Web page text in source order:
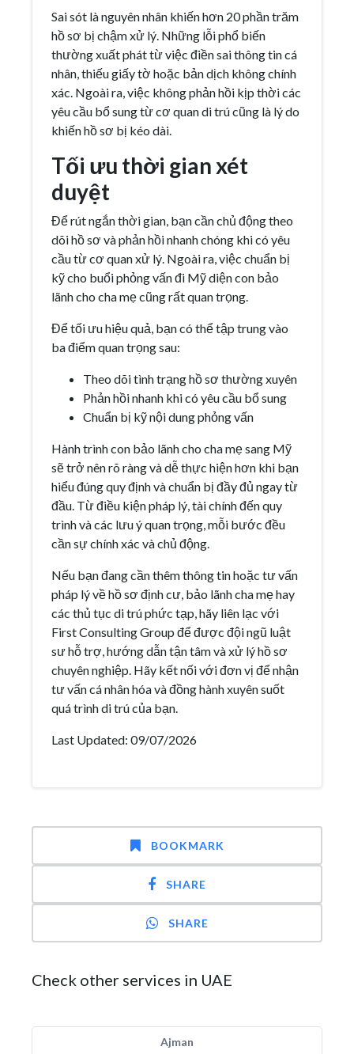
Sai sót là nguyên nhân khiến hơn 20 phần trăm
hồ sơ bị chậm xử lý. Những lỗi phổ biến
thường xuất phát từ việc điền sai thông tin cá
nhân, thiếu giấy tờ hoặc bản dịch không chính
xác. Ngoài ra, việc không phản hồi kịp thời các
yêu cầu bổ sung từ cơ quan di trú cũng là lý do
khiến hồ sơ bị kéo dài.
Tối ưu thời gian xét
duyệt
Để rút ngắn thời gian, bạn cần chủ động theo
dõi hồ sơ và phản hồi nhanh chóng khi có yêu
cầu từ cơ quan xử lý. Ngoài ra, việc chuẩn bị
kỹ cho buổi phỏng vấn đi Mỹ diện con bảo
lãnh cho cha mẹ cũng rất quan trọng.
Để tối ưu hiệu quả, bạn có thể tập trung vào
ba điểm quan trọng sau:
Theo dõi tình trạng hồ sơ thường xuyên
Phản hồi nhanh khi có yêu cầu bổ sung
Chuẩn bị kỹ nội dung phỏng vấn
Hành trình con bảo lãnh cho cha mẹ sang Mỹ
sẽ trở nên rõ ràng và dễ thực hiện hơn khi bạn
hiểu đúng quy định và chuẩn bị đầy đủ ngay từ
đầu. Từ điều kiện pháp lý, tài chính đến quy
trình và các lưu ý quan trọng, mỗi bước đều
cần sự chính xác và chủ động.
Nếu bạn đang cần thêm thông tin hoặc tư vấn
pháp lý về hồ sơ định cư, bảo lãnh cha mẹ hay
các thủ tục di trú phức tạp, hãy liên lạc với
First Consulting Group để được đội ngũ luật
sư hỗ trợ, hướng dẫn tận tâm và xử lý hồ sơ
chuyên nghiệp. Hãy kết nối với đơn vị để nhận
tư vấn cá nhân hóa và đồng hành xuyên suốt
quá trình di trú của bạn.
Last Updated: 09/07/2026
BOOKMARK
SHARE
SHARE
Check other services in UAE
Ajman